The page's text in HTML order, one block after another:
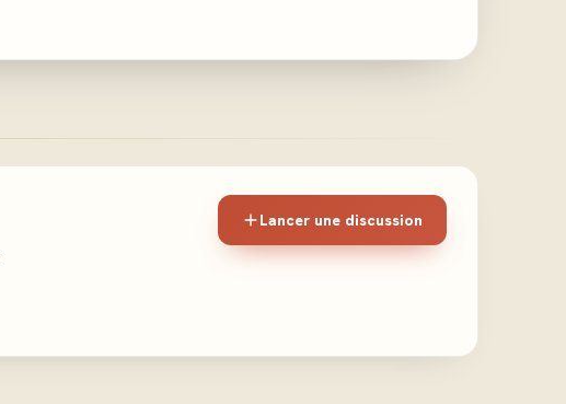
Lancer une discussion